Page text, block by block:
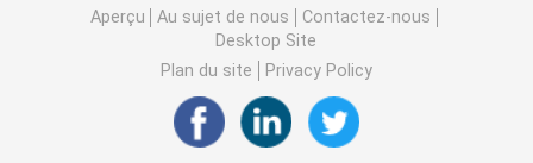
Poches d'emballage alimentaire d'animal familier
Pochettes d'emballage en papier
Aperçu Au sujet de nous
Contactez-nous
Desktop Site
Plan du site
Privacy Policy